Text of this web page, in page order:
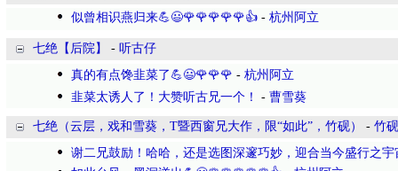
似曾相识燕归来💪😃🌹🌹🌹🌹🌹👍 - 杭州阿立
七绝【后院】 - 听古仔
真的有点馋韭菜了💪😃🌹🌹🌹 - 杭州阿立
韭菜太诱人了！大赞听古兄一个！
- 曹雪葵
七绝（云层，戏和雪葵，T暨西窗兄大作，限“如此”，竹砚） - 竹砚
谢二兄鼓励！哈哈，还是选图深邃巧妙，迎合当今盛行之宇